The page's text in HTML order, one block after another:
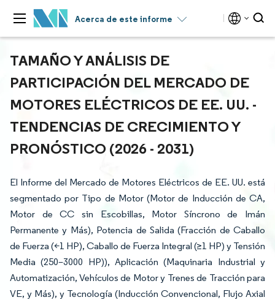
Acerca de este informe
TAMAÑO Y ANÁLISIS DE
PARTICIPACIÓN DEL MERCADO DE
MOTORES ELÉCTRICOS DE EE. UU. -
TENDENCIAS DE CRECIMIENTO Y
PRONÓSTICO (2026 - 2031)
El Informe del Mercado de Motores Eléctricos de EE. UU. está
segmentado por Tipo de Motor (Motor de Inducción de CA,
Motor de CC sin Escobillas, Motor Síncrono de Imán
Permanente y Más), Potencia de Salida (Fracción de Caballo
de Fuerza (<1 HP), Caballo de Fuerza Integral (≥1 HP) y Tensión
Media (250–3000 HP)), Aplicación (Maquinaria Industrial y
Automatización, Vehículos de Motor y Trenes de Tracción para
VE, y Más), y Tecnología (Inducción Convencional, Flujo Axial